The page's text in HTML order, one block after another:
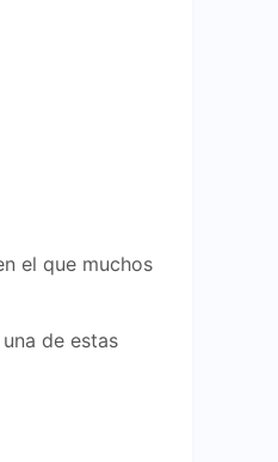
el que muchos
de estas